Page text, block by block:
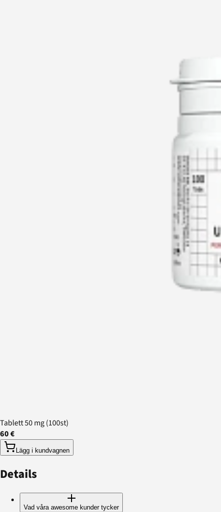
Tablett 50 mg (100st)
60 €
Lägg i kundvagnen
Details
Vad våra awesome kunder tycker